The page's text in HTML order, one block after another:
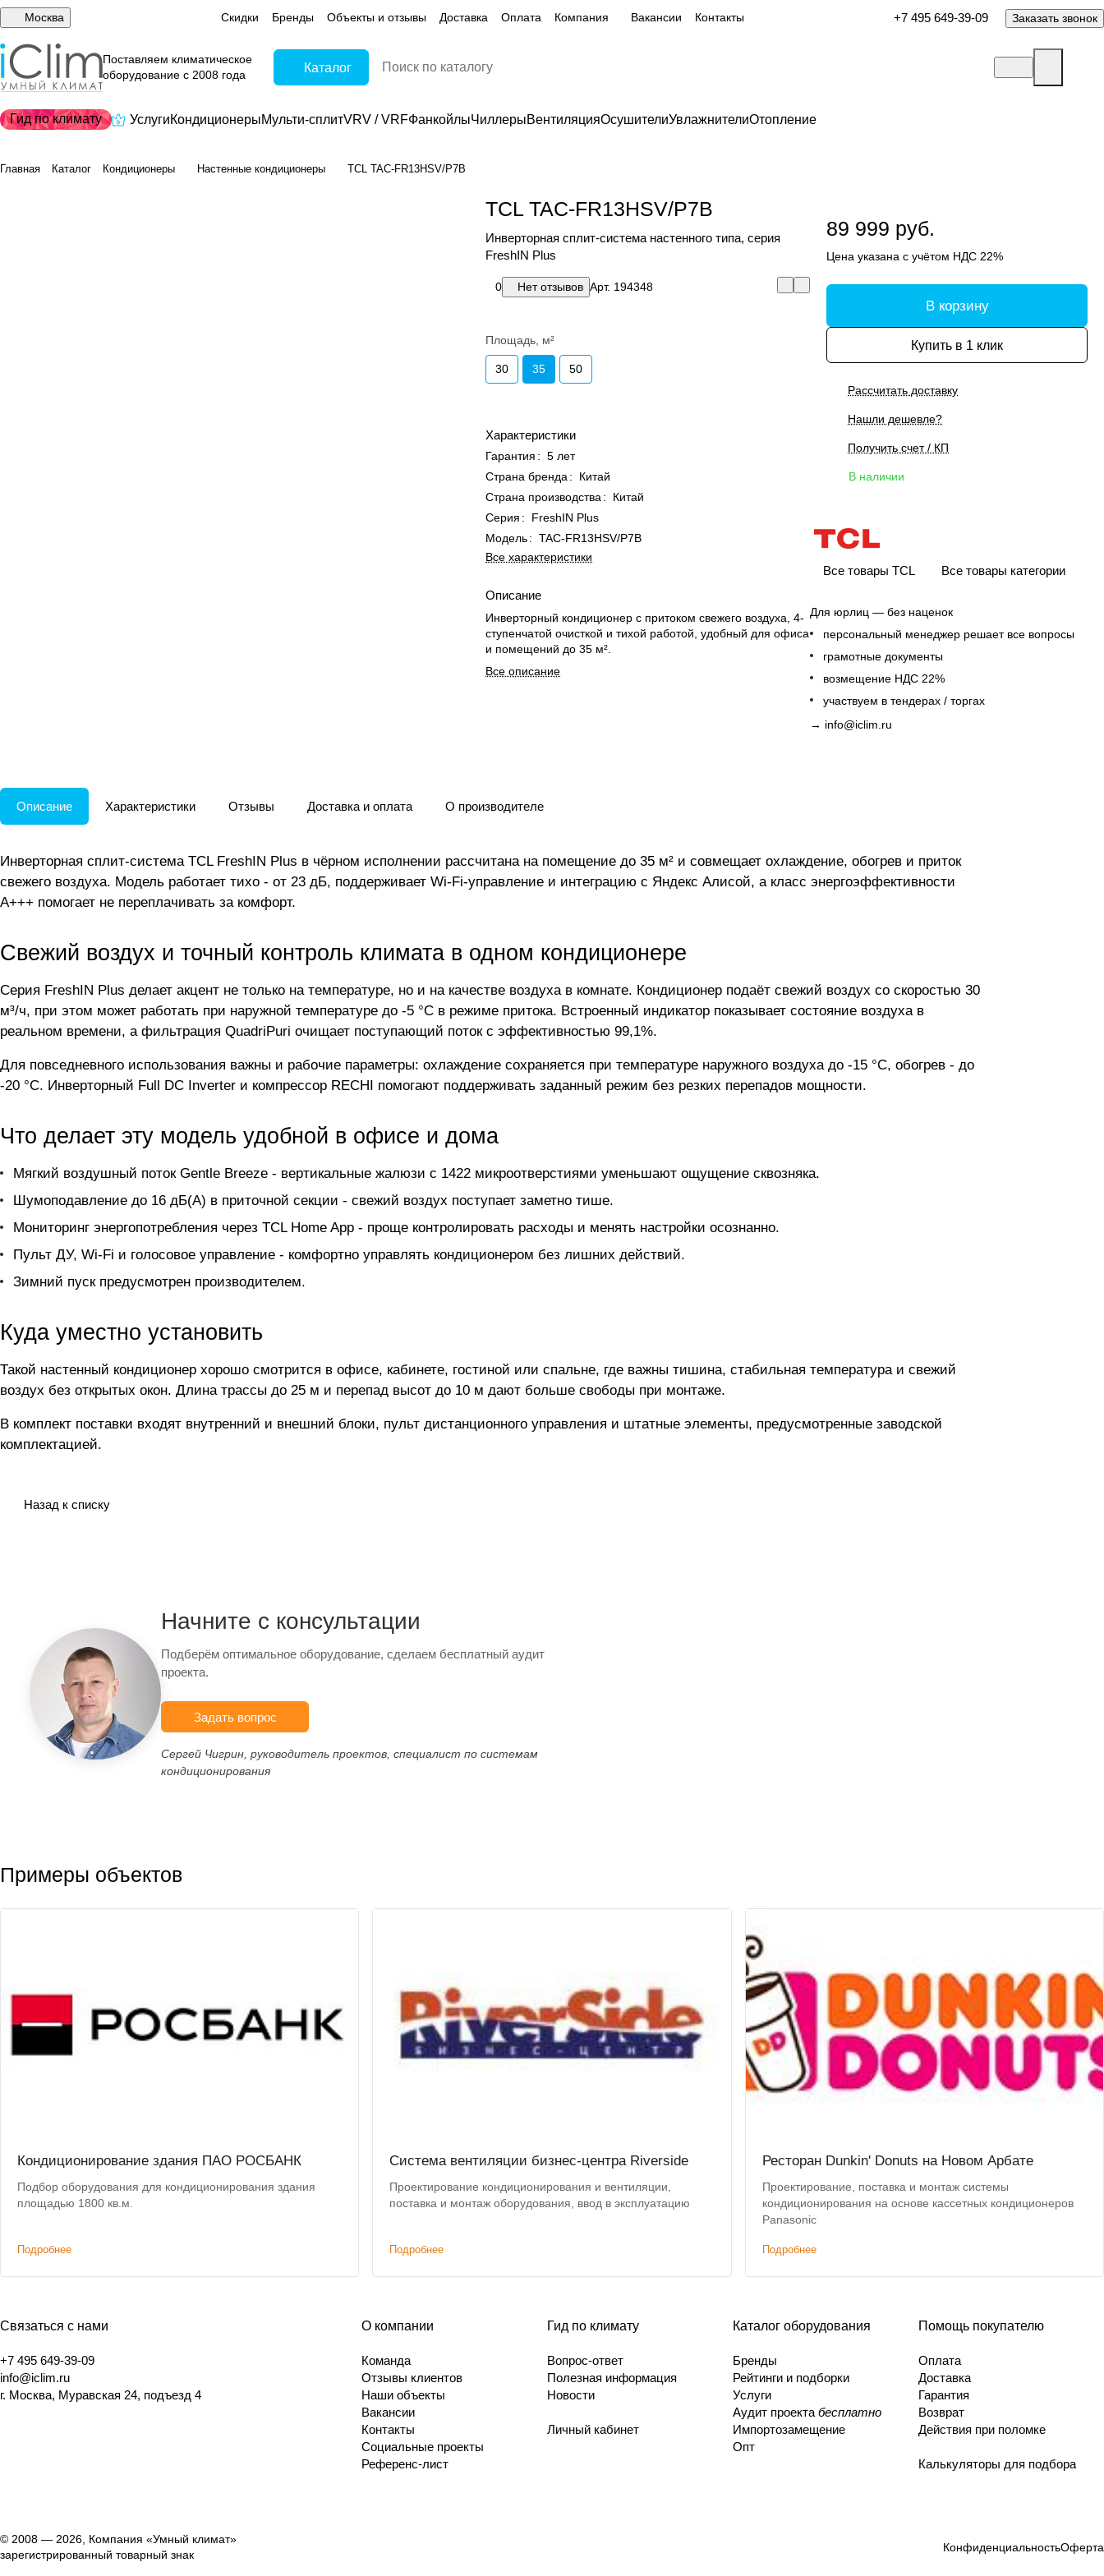
Москва Скидки Бренды Объекты и отзывы Доставка Оплата Компания Вакансии Контакты +7 495 649-39-09 Заказать звонок
Поставляем климатическое
оборудование с 2008 года
Каталог
Гид по климату УслугиКондиционерыМульти-сплитVRV / VRFФанкойлыЧиллерыВентиляцияОсушителиУвлажнителиОтопление
Главная Каталог Кондиционеры Настенные кондиционеры TCL TAC-FR13HSV/P7B
TCL TAC-FR13HSV/P7B
Инверторная сплит-система настенного типа, серия
FreshIN Plus
0 Нет отзывов Арт. 194348
Площадь, м²
30 35 50
Характеристики
Гарантия : 5 лет
Страна бренда :
Китай
Страна производства :
Китай
Серия :
FreshIN Plus
Модель: TAC-FR13HSV/P7B
Все характеристики
Описание
Инверторный кондиционер с притоком свежего воздуха, 4-
ступенчатой очисткой и тихой работой, удобный для офиса
и помещений до 35 м².
Все описание
89 999 руб.
Цена указана с учётом НДС 22%
В корзину
Купить в 1 клик
Рассчитать доставку
Нашли дешевле?
Получить счет / КП
В наличии
Все товары TCL Все товары категории
Для юрлиц — без наценок
персональный менеджер решает все вопросы
грамотные документы
возмещение НДС 22%
участвуем в тендерах / торгах
→ info@iclim.ru
Описание Характеристики Отзывы Доставка и оплата О производителе
Инверторная сплит-система TCL FreshIN Plus в чёрном исполнении рассчитана на помещение до 35 м² и совмещает охлаждение, обогрев и приток
свежего воздуха. Модель работает тихо - от 23 дБ, поддерживает Wi-Fi-управление и интеграцию с Яндекс Алисой, а класс энергоэффективности
A+++ помогает не переплачивать за комфорт.
Свежий воздух и точный контроль климата в одном кондиционере
Серия FreshIN Plus делает акцент не только на температуре, но и на качестве воздуха в комнате. Кондиционер подаёт свежий воздух со скоростью 30
м³/ч, при этом может работать при наружной температуре до -5 °C в режиме притока. Встроенный индикатор показывает состояние воздуха в
реальном времени, а фильтрация QuadriPuri очищает поступающий поток с эффективностью 99,1%.
Для повседневного использования важны и рабочие параметры: охлаждение сохраняется при температуре наружного воздуха до -15 °C, обогрев - до
-20 °C. Инверторный Full DC Inverter и компрессор RECHI помогают поддерживать заданный режим без резких перепадов мощности.
Что делает эту модель удобной в офисе и дома
Мягкий воздушный поток Gentle Breeze - вертикальные жалюзи с 1422 микроотверстиями уменьшают ощущение сквозняка.
Шумоподавление до 16 дБ(А) в приточной секции - свежий воздух поступает заметно тише.
Мониторинг энергопотребления через TCL Home App - проще контролировать расходы и менять настройки осознанно.
Пульт ДУ, Wi-Fi и голосовое управление - комфортно управлять кондиционером без лишних действий.
Зимний пуск предусмотрен производителем.
Куда уместно установить
Такой настенный кондиционер хорошо смотрится в офисе, кабинете, гостиной или спальне, где важны тишина, стабильная температура и свежий
воздух без открытых окон. Длина трассы до 25 м и перепад высот до 10 м дают больше свободы при монтаже.
В комплект поставки входят внутренний и внешний блоки, пульт дистанционного управления и штатные элементы, предусмотренные заводской
комплектацией.
Назад к списку
Начните с консультации
Подберём оптимальное оборудование, сделаем бесплатный аудит
проекта.
Задать вопрос
Сергей Чигрин, руководитель проектов, специалист по системам
кондиционирования
Примеры объектов
Кондиционирование здания ПАО РОСБАНК
Подбор оборудования для кондиционирования здания
площадью 1800 кв.м.
Подробнее
Система вентиляции бизнес-центра Riverside
Проектирование кондиционирования и вентиляции,
поставка и монтаж оборудования, ввод в эксплуатацию
Подробнее
Ресторан Dunkin' Donuts на Новом Арбате
Проектирование, поставка и монтаж системы
кондиционирования на основе кассетных кондиционеров
Panasonic
Подробнее
Связаться с нами
+7 495 649-39-09
info@iclim.ru
г. Москва, Муравская 24, подъезд 4
О компании
Команда
Отзывы клиентов
Наши объекты
Вакансии
Контакты
Социальные проекты
Референс-лист
Гид по климату
Вопрос-ответ
Полезная информация
Новости
Личный кабинет
Каталог оборудования
Бренды
Рейтинги и подборки
Услуги
Аудит проекта бесплатно
Импортозамещение
Опт
Помощь покупателю
Оплата
Доставка
Гарантия
Возврат
Действия при поломке
Калькуляторы для подбора
© 2008 — 2026, Компания «Умный климат»
зарегистрированный товарный знак
КонфиденциальностьОферта